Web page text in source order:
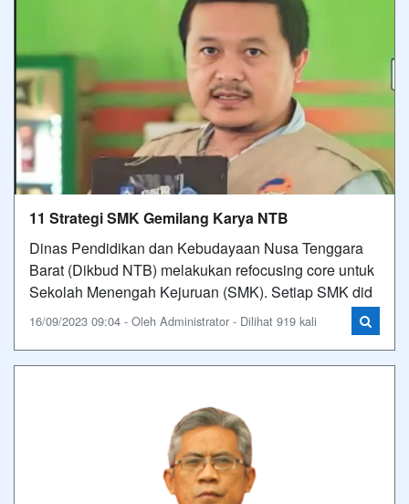
11 Strategi SMK Gemilang Karya NTB
Dinas Pendidikan dan Kebudayaan Nusa Tenggara
Barat (Dikbud NTB) melakukan refocusing core untuk
Sekolah Menengah Kejuruan (SMK). Setiap SMK did
16/09/2023 09:04 - Oleh Administrator - Dilihat 919 kali